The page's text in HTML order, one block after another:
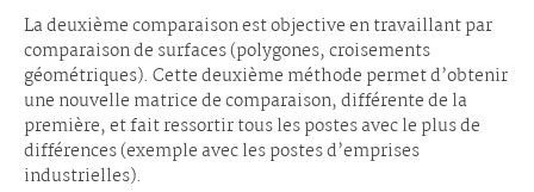
La deuxième comparaison est objective en travaillant par
comparaison de surfaces (polygones, croisements
géométriques). Cette deuxième méthode permet d’obtenir
une nouvelle matrice de comparaison, différente de la
première, et fait ressortir tous les postes avec le plus de
différences (exemple avec les postes d’emprises
industrielles).